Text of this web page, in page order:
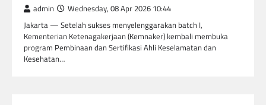
admin Wednesday, 08 Apr 2026 10:44
Jakarta — Setelah sukses menyelenggarakan batch I,
Kementerian Ketenagakerjaan (Kemnaker) kembali membuka
program Pembinaan dan Sertifikasi Ahli Keselamatan dan
Kesehatan…